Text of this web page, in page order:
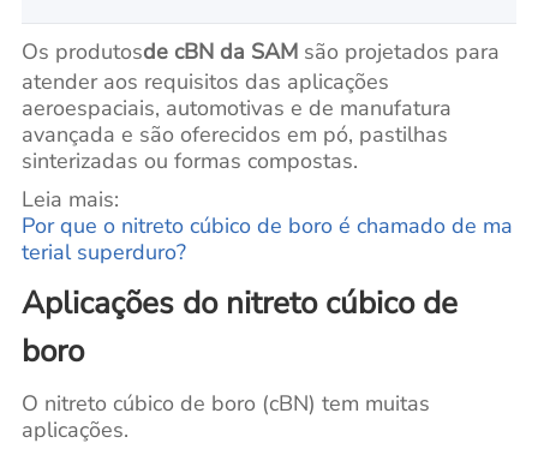
Os produtosde cBN da SAMsão projetados para
atender aos requisitos das aplicações
aeroespaciais, automotivas e de manufatura
avançada e são oferecidos em pó, pastilhas
sinterizadas ou formas compostas.
Leia mais:
Por que o nitreto cúbico de boro é chamado de ma
terial superduro?
Aplicações do nitreto cúbico de
boro
O nitreto cúbico de boro (cBN) tem muitas
aplicações.